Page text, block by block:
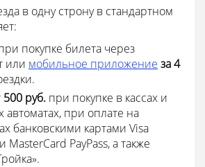
в одну строну в стандартном
покупке билета через
или мобильное приложение за 4
500 руб. при покупке в кассах и
автоматах, при оплате на
банковскими картами Visa
MasterCard PayPass, а также